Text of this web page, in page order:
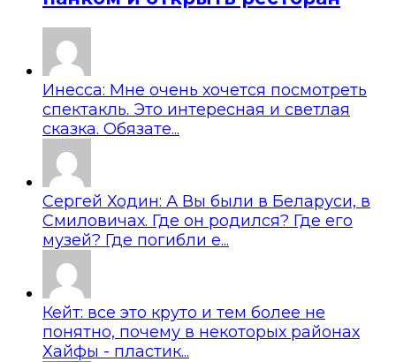
Инесса: Мне очень хочется посмотреть
спектакль. Это интересная и светлая
сказка. Обязате...
Сергей Ходин: А Вы были в Беларуси, в
Смиловичах. Где он родился? Где его
музей? Где погибли е...
Кейт: все это круто и тем более не
понятно, почему в некоторых районах
Хайфы - пластик...